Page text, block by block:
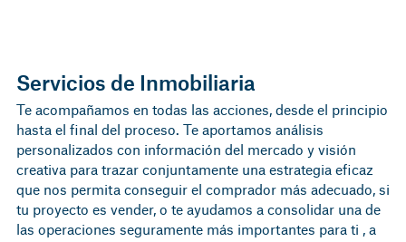
Servicios de Inmobiliaria
Te acompañamos en todas las acciones, desde el principio
hasta el final del proceso. Te aportamos análisis
personalizados con información del mercado y visión
creativa para trazar conjuntamente una estrategia eficaz
que nos permita conseguir el comprador más adecuado, si
tu proyecto es vender, o te ayudamos a consolidar una de
las operaciones seguramente más importantes para ti , a